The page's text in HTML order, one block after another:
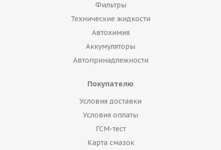
Фильтры
Технические жидкости
Автохимия
Аккумуляторы
Автопринадлежности
Покупателю
Условия доставки
Условия оплаты
ГСМ-тест
Карта смазок